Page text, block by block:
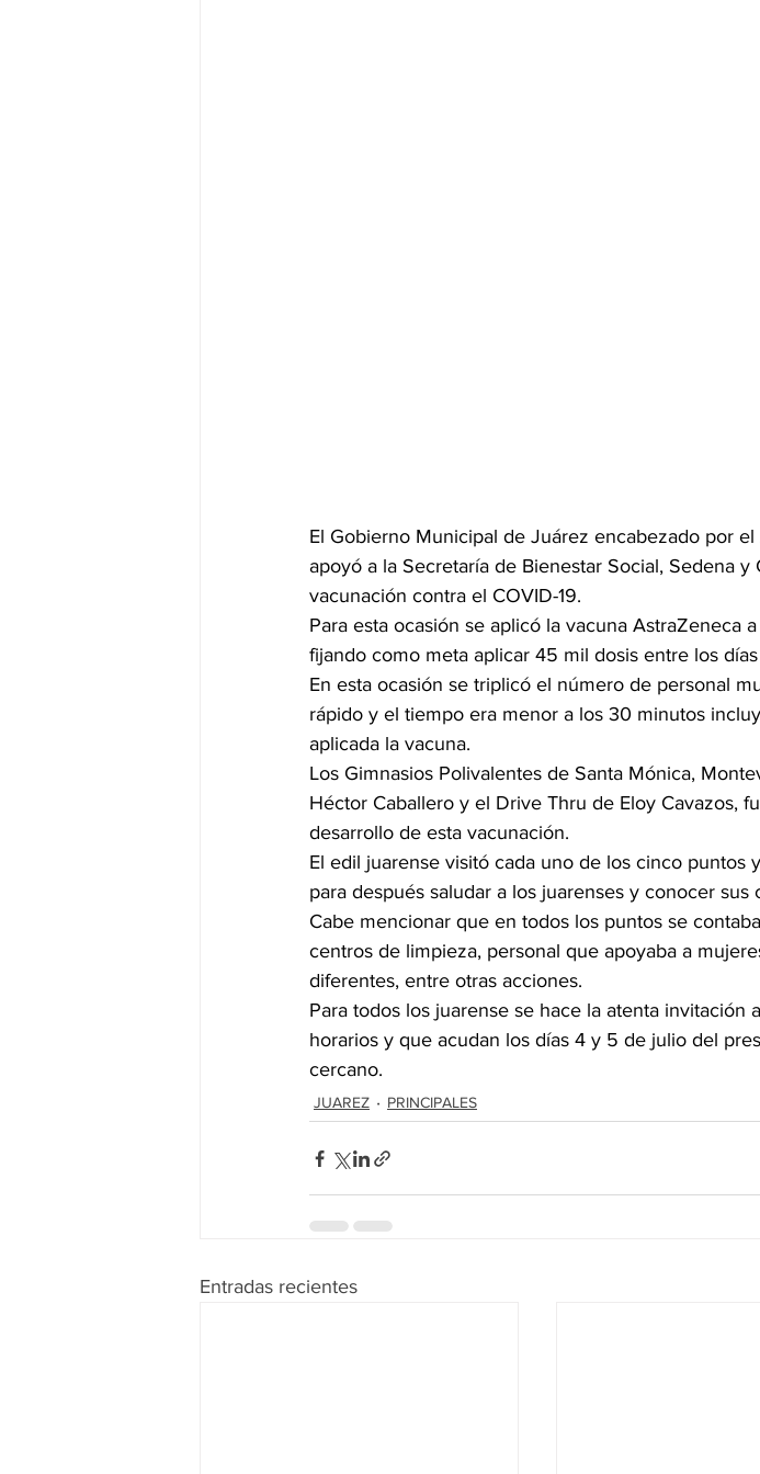
El Gobierno Municipal de Juárez encabezado por
apoyó a la Secretaría de Bienestar Social, Sedena
vacunación contra el COVID-19.
Para esta ocasión se aplicó la vacuna AstraZeneca
fijando como meta aplicar 45 mil dosis entre los
En esta ocasión se triplicó el número de personal
rápido y el tiempo era menor a los 30 minutos
aplicada la vacuna.
Los Gimnasios Polivalentes de Santa Mónica,
Héctor Caballero y el Drive Thru de Eloy Cavazos,
desarrollo de esta vacunación.
El edil juarense visitó cada uno de los cinco puntos
para después saludar a los juarenses y conocer
Cabe mencionar que en todos los puntos se
centros de limpieza, personal que apoyaba a
diferentes, entre otras acciones.
Para todos los juarense se hace la atenta invitación
horarios y que acudan los días 4 y 5 de julio del
cercano.
JUAREZ PRINCIPALES
Entradas recientes